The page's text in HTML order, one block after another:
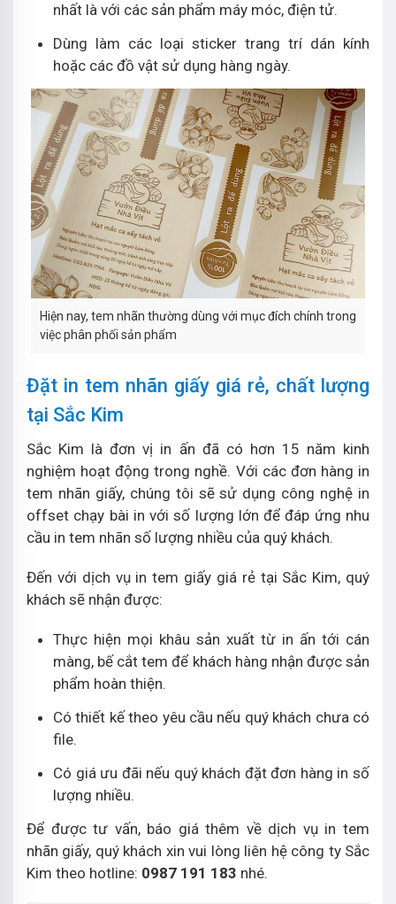
nhất là với các sản phẩm máy móc, điện tử.
Dùng làm các loại sticker trang trí dán kính
hoặc các đồ vật sử dụng hàng ngày.
Hiện nay, tem nhãn thường dùng với mục đích chính trong
việc phân phối sản phẩm
Đặt in tem nhãn giấy giá rẻ, chất lượng
tại Sắc Kim
Sắc Kim là đơn vị in ấn đã có hơn 15 năm kinh
nghiệm hoạt động trong nghề. Với các đơn hàng in
tem nhãn giấy, chúng tôi sẽ sử dụng công nghệ in
offset chạy bài in với số lượng lớn để đáp ứng nhu
cầu in tem nhãn số lượng nhiều của quý khách.
Đến với dịch vụ in tem giấy giá rẻ tại Sắc Kim, quý
khách sẽ nhận được:
Thực hiện mọi khâu sản xuất từ in ấn tới cán
màng, bế cắt tem để khách hàng nhận được sản
phẩm hoàn thiện.
Có thiết kế theo yêu cầu nếu quý khách chưa có
file.
Có giá ưu đãi nếu quý khách đặt đơn hàng in số
lượng nhiều.
Để được tư vấn, báo giá thêm về dịch vụ in tem
nhãn giấy, quý khách xin vui lòng liên hệ công ty Sắc
Kim theo hotline: 0987 191 183 nhé.